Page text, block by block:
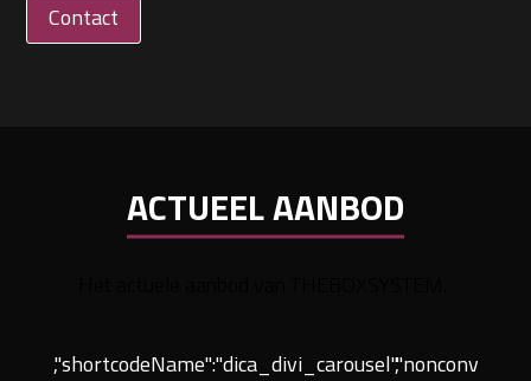
Contact
ACTUEEL AANBOD